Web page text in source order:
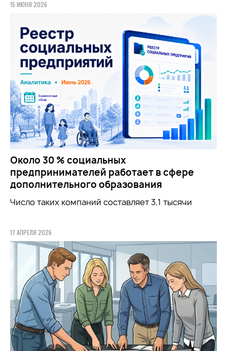
15 ИЮНЯ 2026
Около 30 % социальных
предпринимателей работает в сфере
дополнительного образования
Число таких компаний составляет 3,1 тысячи
17 АПРЕЛЯ 2026